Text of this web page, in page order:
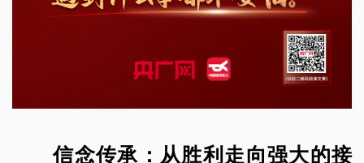
信念传承：从胜利走向强大的接